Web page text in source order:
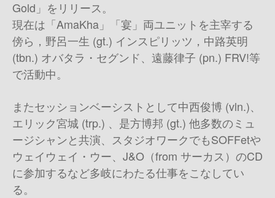
Gold」をリリース。
現在は「AmaKha」「宴」両ユニットを主宰する
傍ら，野呂一生 (gt.) インスピリッツ，中路英明
(tbn.) オバタラ・セグンド、遠藤律子 (pn.) FRV!等
で活動中。
またセッションベーシストとして中西俊博 (vln.)、
エリック宮城 (trp.) 、是方博邦 (gt.) 他多数のミュ
ージシャンと共演、スタジオワークでもSOFFetや
ウェイウェイ・ウー、J&O（from サーカス）のCD
に参加するなど多岐にわたる仕事をこなしてい
る。